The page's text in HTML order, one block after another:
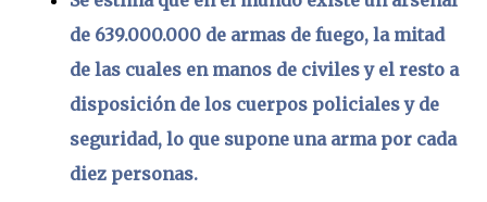
de 639.000.000 de armas de fuego, la mitad
de las cuales en manos de civiles y el resto a
disposición de los cuerpos policiales y de
seguridad, lo que supone una arma por cada
diez personas.